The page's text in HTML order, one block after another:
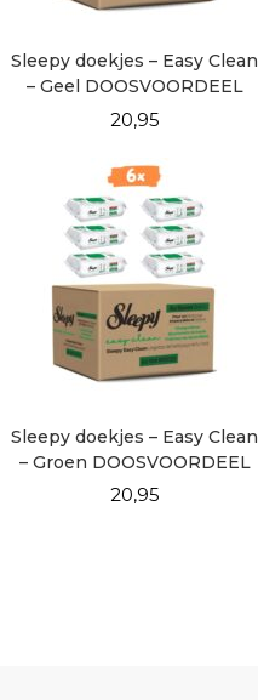
Sleepy doekjes – Easy Clean
– Geel DOOSVOORDEEL
6×100
20,95
Sleepy doekjes – Easy Clean
– Groen DOOSVOORDEEL
6×100
20,95